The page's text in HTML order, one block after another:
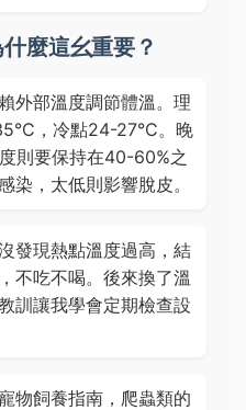
麼這幺重要？
外部溫度調節體溫。理
，冷點24-27°C。晚
則要保持在40-60%之
染，太低則影響脫皮。
發現熱點溫度過高，結
不吃不喝。後來換了溫
訓讓我學會定期檢查設
物飼養指南，爬蟲類的